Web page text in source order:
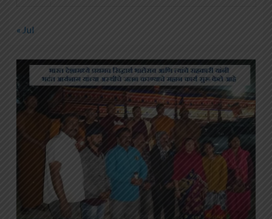
« Jul